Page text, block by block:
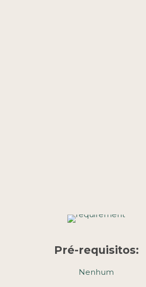
Pré-requisitos:
Nenhum